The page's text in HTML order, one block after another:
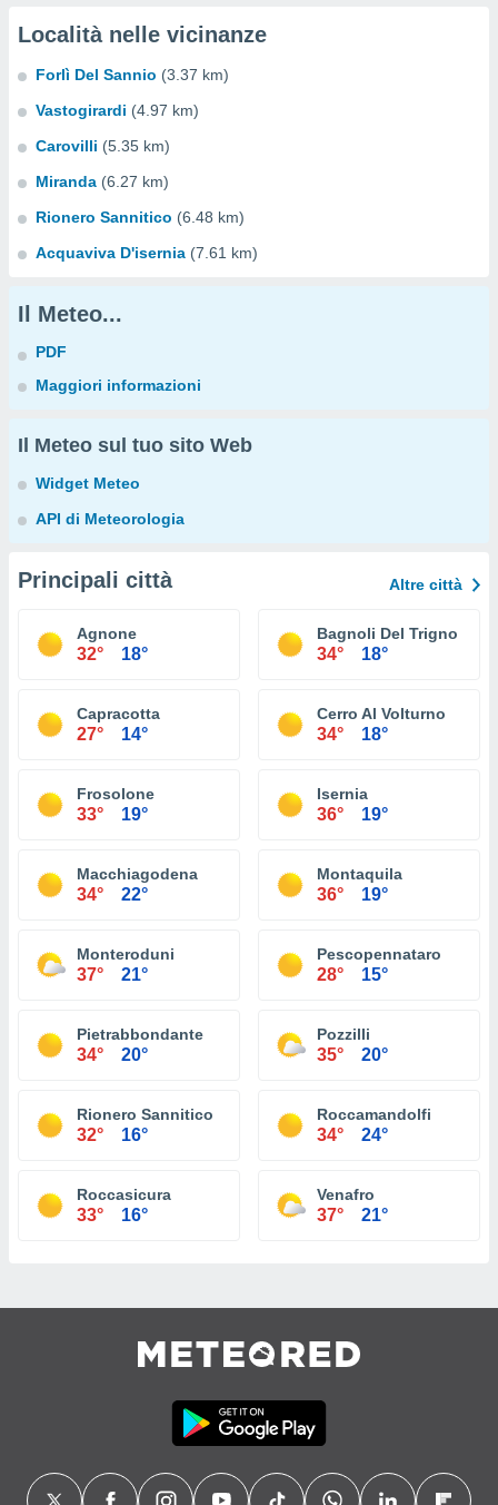
Località nelle vicinanze
Forlì Del Sannio (3.37 km)
Vastogirardi (4.97 km)
Carovilli (5.35 km)
Miranda (6.27 km)
Rionero Sannitico (6.48 km)
Acquaviva D'isernia (7.61 km)
Il Meteo...
PDF
Maggiori informazioni
Il Meteo sul tuo sito Web
Widget Meteo
API di Meteorologia
Principali città Altre città
Agnone
32° 18°
Bagnoli Del Trigno
34° 18°
Capracotta
27° 14°
Cerro Al Volturno
34° 18°
Frosolone
33° 19°
Isernia
36° 19°
Macchiagodena
34° 22°
Montaquila
36° 19°
Monteroduni
37° 21°
Pescopennataro
28° 15°
Pietrabbondante
34° 20°
Pozzilli
35° 20°
Rionero Sannitico
32° 16°
Roccamandolfi
34° 24°
Roccasicura
33° 16°
Venafro
37° 21°